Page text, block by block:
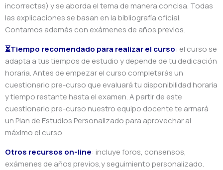
incorrectas) y se aborda el tema de manera concisa. Todas
las explicaciones se basan en la bibliografía oficial.
Contamos además con exámenes de años previos.
⏳Tiempo recomendado para realizar el curso: el curso se
adapta a tus tiempos de estudio y depende de tu dedicación
horaria. Antes de empezar el curso completarás un
cuestionario pre-curso que evaluará tu disponibilidad horaria
y tiempo restante hasta el examen. A partir de este
cuestionario pre-curso nuestro equipo docente te armará
un Plan de Estudios Personalizado para aprovechar al
máximo el curso.
Otros recursos on-line: incluye foros, consensos,
exámenes de años previos,y seguimiento personalizado.